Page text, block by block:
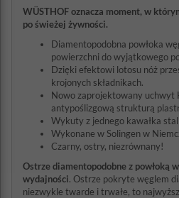
WÜSTHOF oznacza moment, w
po świeżej żywności.
Diamentopodobna powłoka
powierzchni do wyjątkowego
Dzięki efektowi lotosu nóż
krojonych składnikach.
Nowo zaprojektowany uchwyt
antypoślizgową strukturą
Wykuty z jednego kawałka
Wykonane w Solingen w
Czarny, ostry, niezrównany!
Ostrze diamentopodobne z powłoką
wydajności. Ostrze pokryte węglem
niezwykle twarde i trwałe, to